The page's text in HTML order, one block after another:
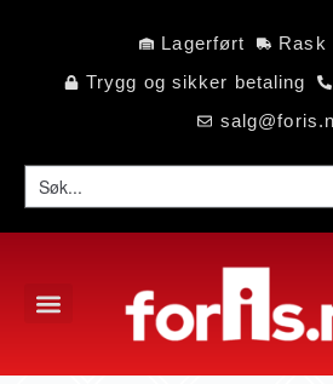
Lagerført
Rask
Trygg og sikker betaling